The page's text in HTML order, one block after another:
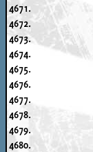
4671.
4672.
4673.
4674.
4675.
4676.
4677.
4678.
4679.
4680.